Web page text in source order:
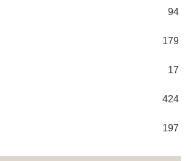
94
179
17
424
197